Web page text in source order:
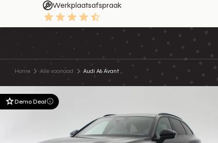
Werkplaatsafspraak
9.3
Home Alle voorraad Audi A6 Avant
Demo Deal